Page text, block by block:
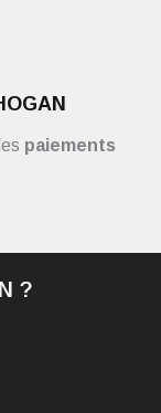
paiements
?